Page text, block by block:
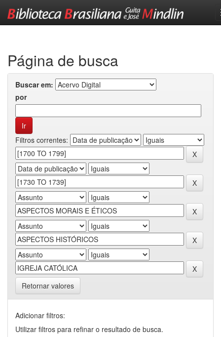
Página de busca
Buscar em:
por
Filtros correntes:
Retornar valores
Adicionar filtros:
Utilizar filtros para refinar o resultado de busca.